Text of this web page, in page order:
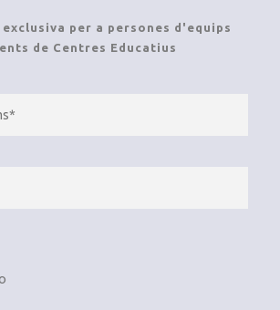
per a persones d'equips
de Centres Educatius